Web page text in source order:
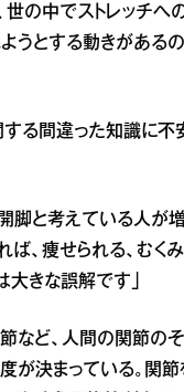
世の中でストレッチへ
うとする動きがある
する間違った知識に不
開脚と考えている人が
ば、痩せられる、むく
きな誤解です」
など、人間の関節の
が決まっている。関節